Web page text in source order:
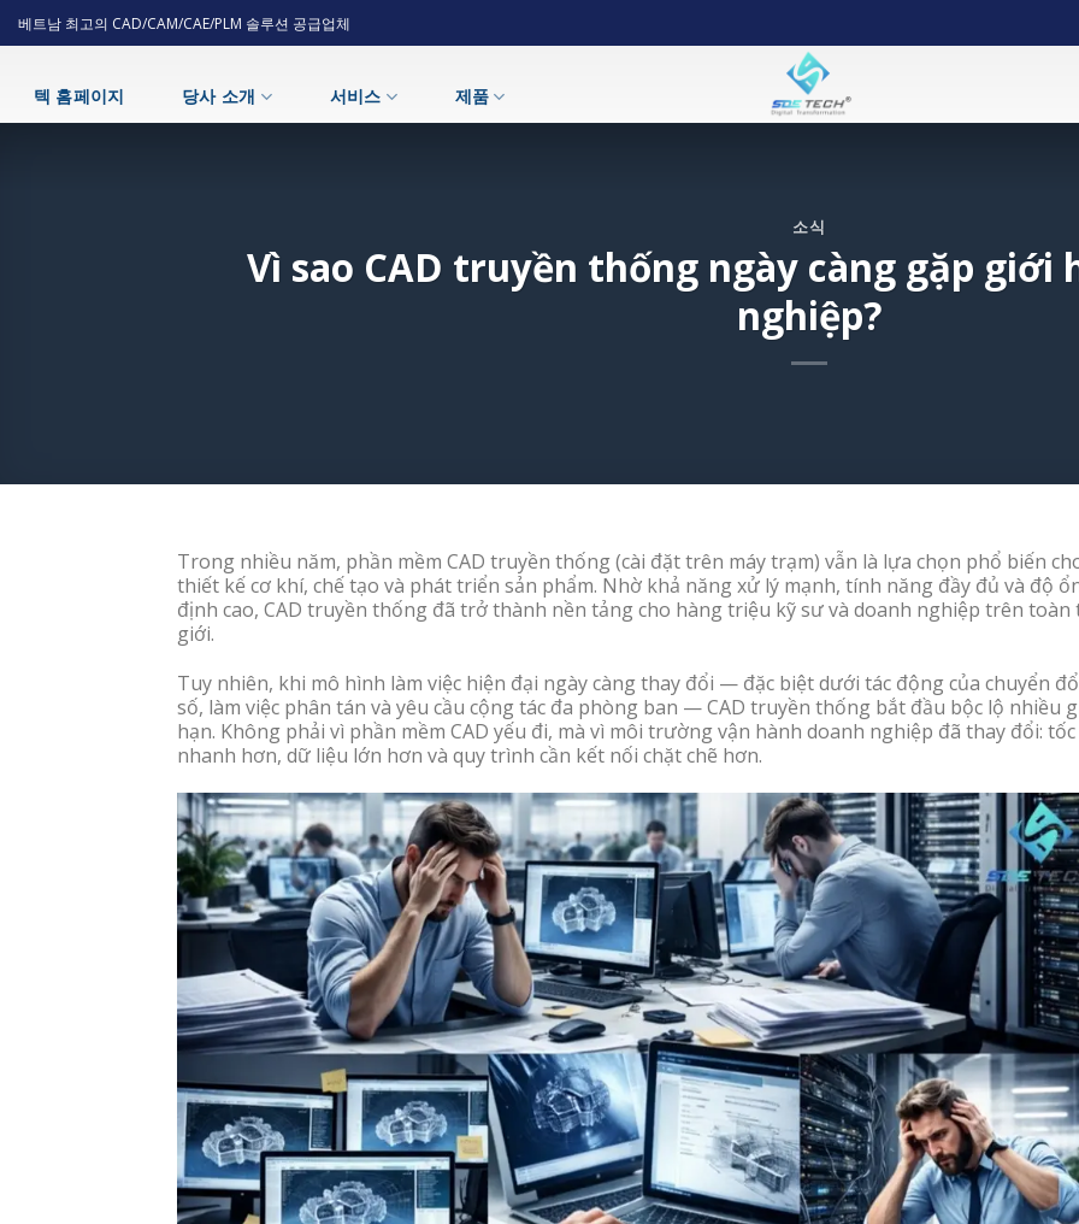
Skip
to
베트남 최고의 CAD/CAM/CAE/PLM 솔루션 공급업체
텍 홈페이지 당사 소개 서비스 제품
소식
Vì sao CAD truyền thống ngày càng gặp giới
nghiệp?
Trong nhiều năm, phần mềm CAD truyền thống (cài đặt trên máy trạm) vẫn là lựa chọn phổ biến
thiết kế cơ khí, chế tạo và phát triển sản phẩm. Nhờ khả năng xử lý mạnh, tính năng đầy đủ và độ
định cao, CAD truyền thống đã trở thành nền tảng cho hàng triệu kỹ sư và doanh nghiệp trên toàn
giới.
Tuy nhiên, khi mô hình làm việc hiện đại ngày càng thay đổi — đặc biệt dưới tác động của chuyển
số, làm việc phân tán và yêu cầu cộng tác đa phòng ban — CAD truyền thống bắt đầu bộc lộ nhiều
hạn. Không phải vì phần mềm CAD yếu đi, mà vì môi trường vận hành doanh nghiệp đã thay đổi:
nhanh hơn, dữ liệu lớn hơn và quy trình cần kết nối chặt chẽ hơn.